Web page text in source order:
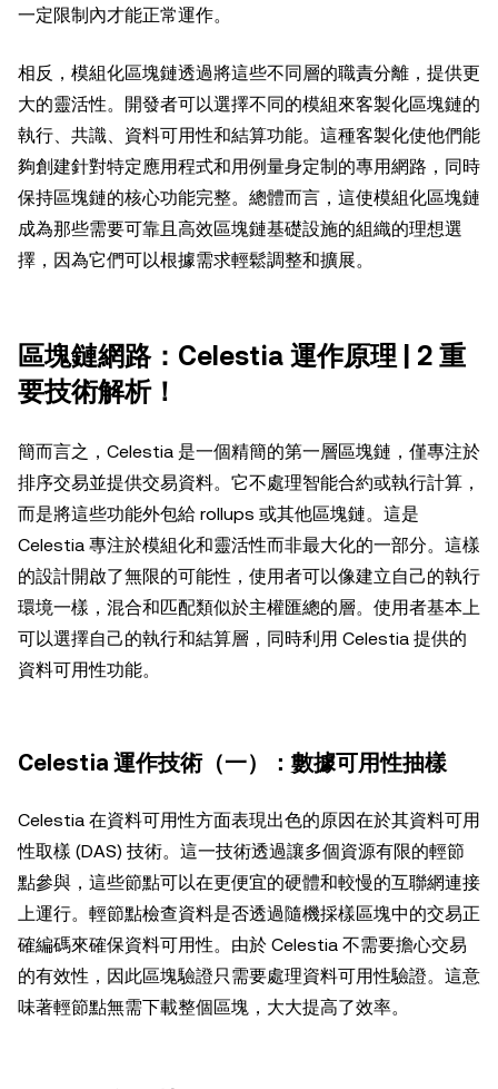
一定限制內才能正常運作。
相反，模組化區塊鏈透過將這些不同層的職責分離，提供更
大的靈活性。開發者可以選擇不同的模組來客製化區塊鏈的
執行、共識、資料可用性和結算功能。這種客製化使他們能
夠創建針對特定應用程式和用例量身定制的專用網路，同時
保持區塊鏈的核心功能完整。總體而言，這使模組化區塊鏈
成為那些需要可靠且高效區塊鏈基礎設施的組織的理想選
擇，因為它們可以根據需求輕鬆調整和擴展。
區塊鏈網路：Celestia 運作原理 | 2 重
要技術解析！
簡而言之，Celestia 是一個精簡的第一層區塊鏈，僅專注於
排序交易並提供交易資料。它不處理智能合約或執行計算，
而是將這些功能外包給 rollups 或其他區塊鏈。這是
Celestia 專注於模組化和靈活性而非最大化的一部分。這樣
的設計開啟了無限的可能性，使用者可以像建立自己的執行
環境一樣，混合和匹配類似於主權匯總的層。使用者基本上
可以選擇自己的執行和結算層，同時利用 Celestia 提供的
資料可用性功能。
Celestia 運作技術（一）：數據可用性抽樣
Celestia 在資料可用性方面表現出色的原因在於其資料可用
性取樣 (DAS) 技術。這一技術透過讓多個資源有限的輕節
點參與，這些節點可以在更便宜的硬體和較慢的互聯網連接
上運行。輕節點檢查資料是否透過隨機採樣區塊中的交易正
確編碼來確保資料可用性。由於 Celestia 不需要擔心交易
的有效性，因此區塊驗證只需要處理資料可用性驗證。這意
味著輕節點無需下載整個區塊，大大提高了效率。